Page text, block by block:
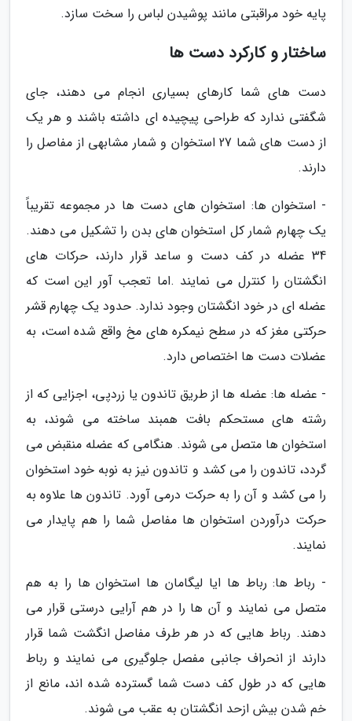
پایه خود مراقبتی مانند پوشیدن لباس را سخت سازد.
ساختار و کارکرد دست ها
دست های شما کارهای بسیاری انجام می دهند، جای
شگفتی ندارد که طراحی پیچیده ای داشته باشند و هر یک
از دست های شما 27 استخوان و شمار مشابهی از مفاصل را
دارند.
- استخوان ها: استخوان های دست ها در مجموعه تقریباً
یک چهارم شمار کل استخوان های بدن را تشکیل می دهند.
34 عضله در کف دست و ساعد قرار دارند، حرکات های
انگشتان را کنترل می نمایند .اما تعجب آور این است که
عضله ای در خود انگشتان وجود ندارد. حدود یک چهارم قشر
حرکتی مغز که در سطح نیمکره های مخ واقع شده است، به
عضلات دست ها اختصاص دارد.
- عضله ها: عضله ها از طریق تاندون یا زردپی، اجزایی که از
رشته های مستحکم بافت همبند ساخته می شوند، به
استخوان ها متصل می شوند. هنگامی که عضله منقبض می
گردد، تاندون را می کشد و تاندون نیز به نوبه خود استخوان
را می کشد و آن را به حرکت درمی آورد. تاندون ها علاوه به
حرکت درآوردن استخوان ها مفاصل شما را هم پایدار می
نمایند.
- رباط ها: رباط ها ایا لیگامان ها استخوان ها را به هم
متصل می نمایند و آن ها را در هم آرایی درستی قرار می
دهند. رباط هایی که در هر طرف مفاصل انگشت شما قرار
دارند از انحراف جانبی مفصل جلوگیری می نمایند و رباط
هایی که در طول کف دست شما گسترده شده اند، مانع از
خم شدن بیش ازحد انگشتان به عقب می شوند.